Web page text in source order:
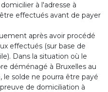
à l'adresse à
effectués avant de payer
après avoir procédé
effectués (sur base de
Dans la situation où le
déménagé à Bruxelles au
solde ne pourra être payé
de domiciliation à